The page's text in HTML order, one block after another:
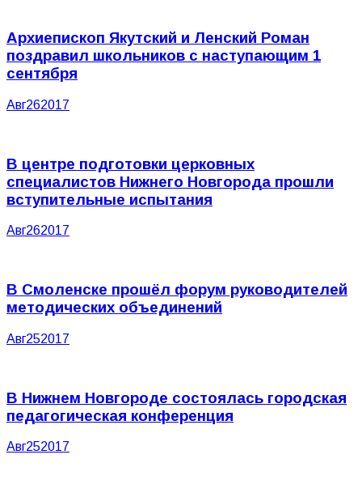
Архиепископ Якутский и Ленский Роман
поздравил школьников с наступающим 1
сентября
Авг262017
В центре подготовки церковных
специалистов Нижнего Новгорода прошли
вступительные испытания
Авг262017
В Смоленске прошёл форум руководителей
методических объединений
Авг252017
В Нижнем Новгороде состоялась городская
педагогическая конференция
Авг252017